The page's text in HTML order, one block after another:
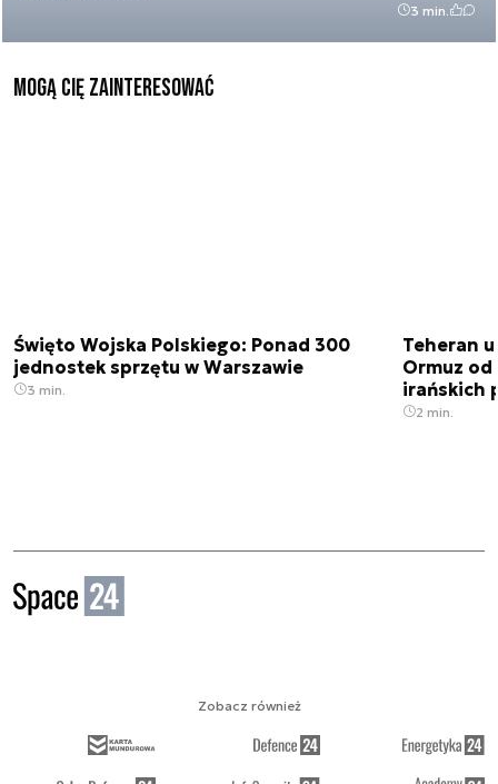
3 min.
Mogą Cię zainteresować
Święto Wojska Polskiego: Ponad 300
jednostek sprzętu w Warszawie
3 min.
Teheran
Ormuz
irańskich
2 min.
Zobacz również